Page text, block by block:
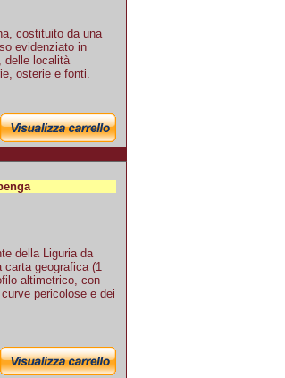
costituito da una
evidenziato in
delle località
osterie e fonti.
della Liguria da
carta geografica (1
altimetrico, con
pericolose e dei